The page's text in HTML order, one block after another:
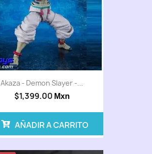
Akaza - Demon Slayer -...
$1,399.00 Mxn
AÑADIR A CARRITO